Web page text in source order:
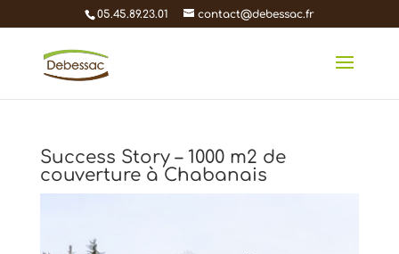
05.45.89.23.01 contact@debessac.fr
Success Story – 1000 m2 de
couverture à Chabanais